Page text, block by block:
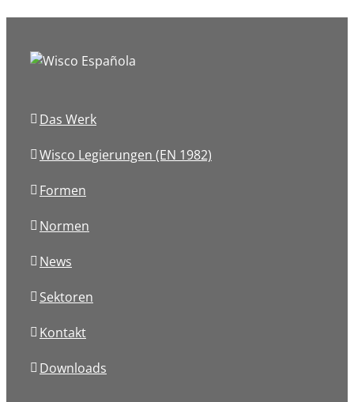
Das Werk
Wisco Legierungen (EN 1982)
Formen
Normen
News
Sektoren
Kontakt
Downloads